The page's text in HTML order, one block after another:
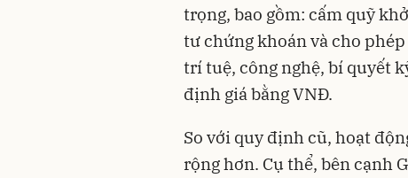
trọng, bao gồm: cấm quỹ
tư chứng khoán và cho
trí tuệ, công nghệ, bí quyết
định giá bằng VNĐ.
So với quy định cũ, hoạt
rộng hơn. Cụ thể, bên cạnh